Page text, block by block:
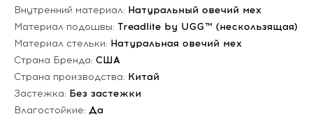
Внутренний материал: Натуральный овечий мех
Материал подошвы: Treadlite by UGG™ (нескользящая)
Материал стельки: Натуральная овечий мех
Страна Бренда: США
Страна производства: Китай
Застежка: Без застежки
Влагостойкие: Да